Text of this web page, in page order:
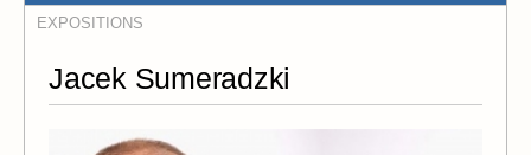
EXPOSITIONS
Jacek Sumeradzki